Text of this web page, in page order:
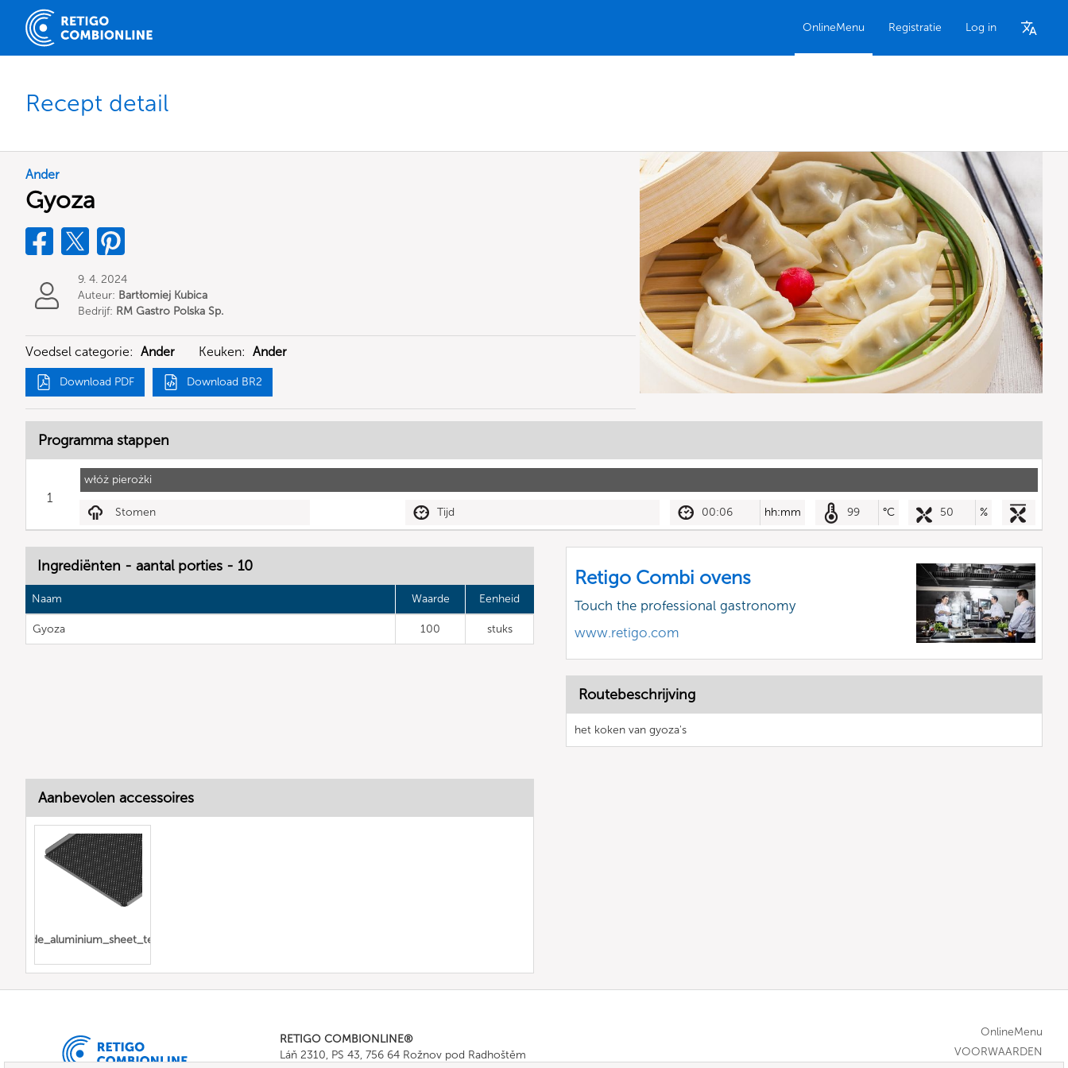
OnlineMenu Registratie Log in
Recept detail
Ander
Gyoza
9. 4. 2024
Auteur: Bartłomiej Kubica
Bedrijf: RM Gastro Polska Sp.
Voedsel categorie: Ander Keuken: Ander
Download PDF Download BR2
Programma stappen
włóż pierożki
1
Stomen Tijd 00:06 hh:mm 99 °C 50 %
Ingrediënten - aantal porties - 10
Naam Waarde Eenheid
Gyoza 100 stuks
Retigo Combi ovens
Touch the professional gastronomy
www.retigo.com
Routebeschrijving
het koken van gyoza's
Aanbevolen accessoires
RETIGO COMBIONLINE®
Láň 2310, PS 43, 756 64 Rožnov pod Radhoštěm
OnlineMenu
VOORWAARDEN